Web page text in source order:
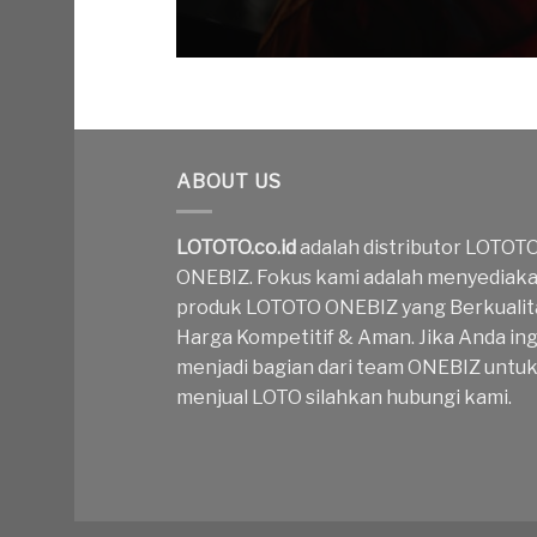
ABOUT US
LOTOTO.co.idadalah distributor
ONEBIZ. Fokus kami adalah
produk LOTOTO ONEBIZ yang
Harga Kompetitif & Aman. Jika Anda
menjadi bagian dari team ONEBIZ untuk
menjual LOTO silahkan hubungi kami.